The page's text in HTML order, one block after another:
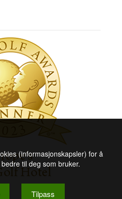
(informasjonskapsler) for å
til deg som bruker.
Tilpass